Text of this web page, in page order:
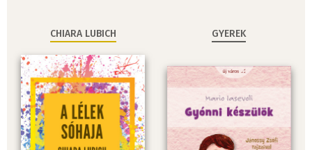
CHIARA LUBICH GYEREK